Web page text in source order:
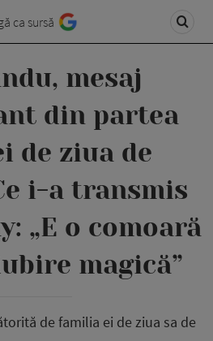
ca sursă
mesaj
din partea
de ziua de
i-a transmis
„E o comoară
magică”
de familia ei de ziua sa de